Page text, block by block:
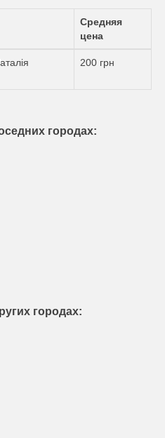
Средняя
цена
200 грн
городах:
городах: